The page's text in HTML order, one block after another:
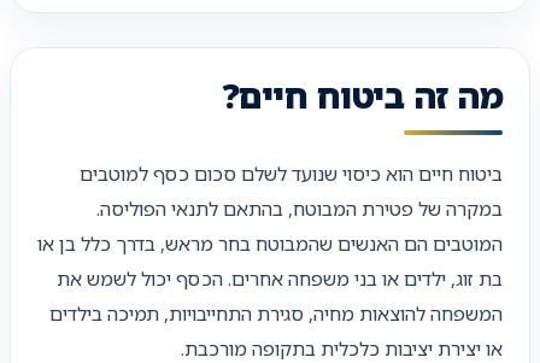
מה זה ביטוח חיים?
ביטוח חיים הוא כיסוי שנועד לשלם סכום כסף למוטבים
במקרה של פטירת המבוטח, בהתאם לתנאי הפוליסה.
המוטבים הם האנשים שהמבוטח בחר מראש, בדרך כלל בן או
בת זוג, ילדים או בני משפחה אחרים. הכסף יכול לשמש את
המשפחה להוצאות מחיה, סגירת התחייבויות, תמיכה בילדים
או יצירת יציבות כלכלית בתקופה מורכבת.